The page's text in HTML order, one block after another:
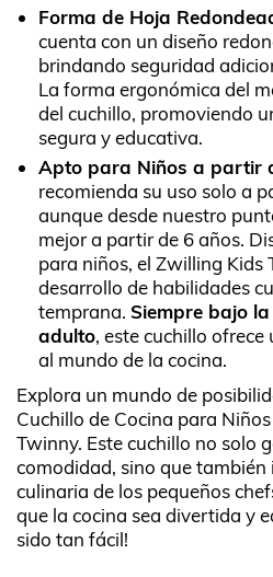
Forma de Hoja
cuenta con un diseño
brindando seguridad
La forma ergonómica del
del cuchillo, promoviendo
segura y educativa.
Apto para Niños a partir
recomienda su uso solo a
aunque desde nuestro
mejor a partir de 6 años.
para niños, el Zwilling Kids
desarrollo de habilidades
temprana. Siempre bajo
adulto, este cuchillo
al mundo de la cocina.
Explora un mundo de
Cuchillo de Cocina para
Twinny. Este cuchillo no solo
comodidad, sino que
culinaria de los pequeños
que la cocina sea divertida y
sido tan fácil!